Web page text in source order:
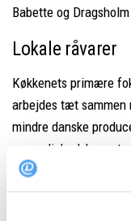
Babette og
Lokale råvarer
Køkkenets primære
arbejdes tæt sammen
mindre danske
personlighed, hvor
uden dogmer, men